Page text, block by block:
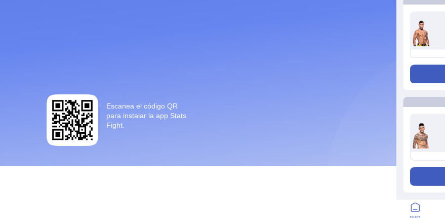
Escanea el código QR
para instalar la app Stats
Fight.